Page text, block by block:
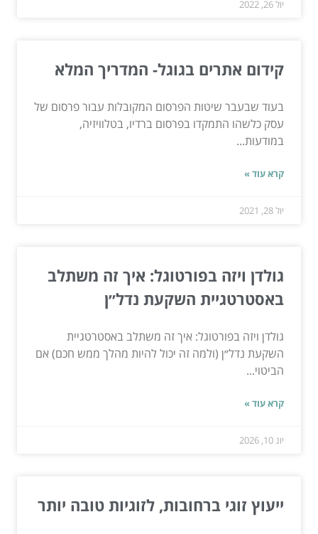
יול 26, 2022
קידום אתרים בגוגל- המדריך המלא
בעוד שבעבר שיטות הפרסום המקובלות עבור פרסום של
עסק כלשהו התמקדו בפרסום ברדיו, בטלוויזיה,
במודעות...
קרא עוד »
יול 28, 2021
גולדן ויזה בפורטוגל: איך זה משתלב
באסטרטגיית השקעת נדל״ן
גולדן ויזה בפורטוגל: איך זה משתלב באסטרטגיית
השקעת נדל״ן (ולמה זה יכול להיות מהלך ממש חכם) אם
הביטוי...
קרא עוד »
יונ 10, 2026
ייעוץ זוגי ברחובות, לזוגיות טובה יותר